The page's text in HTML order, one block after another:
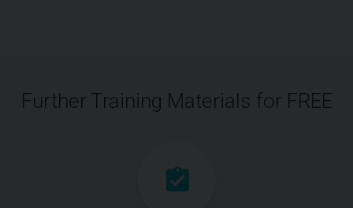
Further Training Materials for FREE